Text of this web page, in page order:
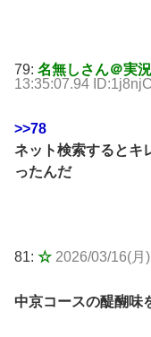
79: 名無しさん＠実
13:35:07.94
>>78
ネット検索するとキ
ったんだ
81: ☆ 2026/03/16(月
中京コースの醍醐味